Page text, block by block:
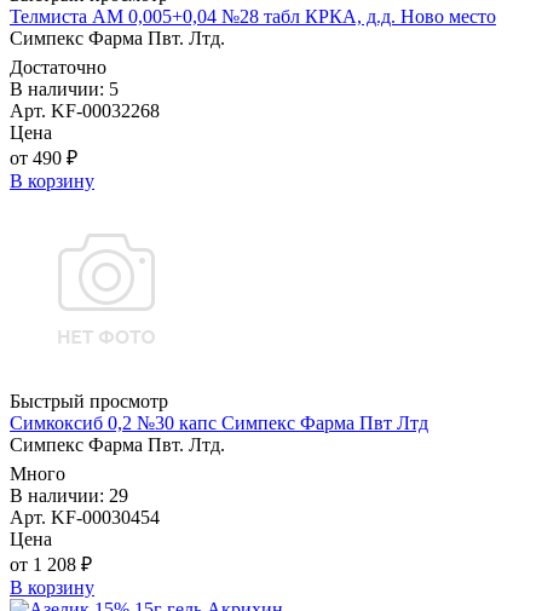
Телмиста АМ 0,005+0,04 №28 табл КРКА, д.д. Ново место
Симпекс Фарма Пвт. Лтд.
Достаточно
В наличии: 5
Арт. KF-00032268
Цена
от 490 ₽
В корзину
Быстрый просмотр
Симкоксиб 0,2 №30 капс Симпекс Фарма Пвт Лтд
Симпекс Фарма Пвт. Лтд.
Много
В наличии: 29
Арт. KF-00030454
Цена
от 1 208 ₽
В корзину